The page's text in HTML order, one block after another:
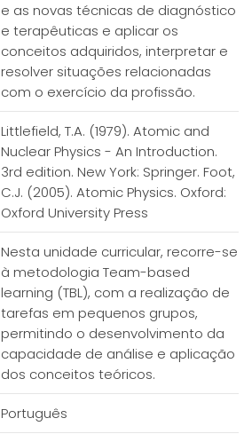
e as novas técnicas de diagnóstico
e terapêuticas e aplicar os
conceitos adquiridos, interpretar e
resolver situações relacionadas
com o exercício da profissão.
Littlefield, T.A. (1979). Atomic and
Nuclear Physics - An Introduction.
3rd edition. New York: Springer. Foot,
C.J. (2005). Atomic Physics. Oxford:
Oxford University Press
Nesta unidade curricular, recorre-se
à metodologia Team-based
learning (TBL), com a realização de
tarefas em pequenos grupos,
permitindo o desenvolvimento da
capacidade de análise e aplicação
dos conceitos teóricos.
Português